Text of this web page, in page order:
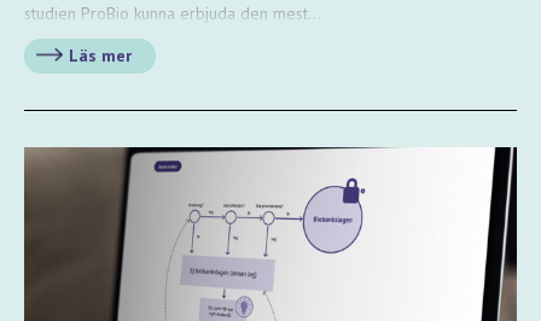
studien ProBio kunna erbjuda den mest…
Läs mer